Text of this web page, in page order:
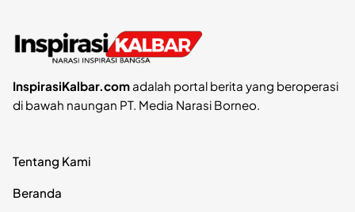
InspirasiKalbar.comadalah portal berita yang beroperasi
di bawah naungan PT. Media Narasi Borneo.
Tentang Kami
Beranda